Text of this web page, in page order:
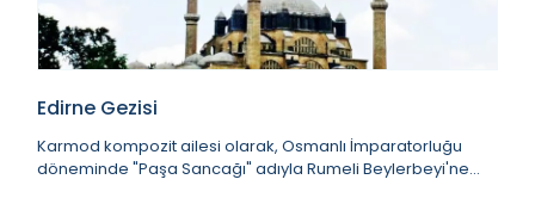
Edirne Gezisi
Karmod kompozit ailesi olarak, Osmanlı İmparatorluğu
döneminde "Paşa Sancağı" adıyla Rumeli Beylerbeyi'ne